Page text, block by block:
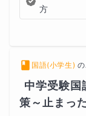
方
国語(小学生) の
中学受験国
策～止まっ